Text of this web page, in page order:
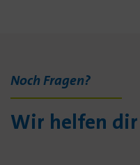
Noch Fragen?
Wir helfen